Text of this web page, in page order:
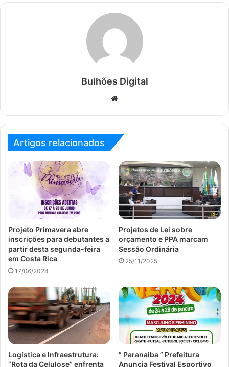
Bulhões Digital
Website
Artigos relacionados
Projeto Primavera abre
inscrições para debutantes a
partir desta segunda-feira
em Costa Rica
17/06/2024
Projetos de Lei sobre
orçamento e PPA marcam
Sessão Ordinária
25/11/2025
Logística e Infraestrutura:
“Rota da Celulose” enfrenta
” Paranaiba ” Prefeitura
Anuncia Festival Esportivo